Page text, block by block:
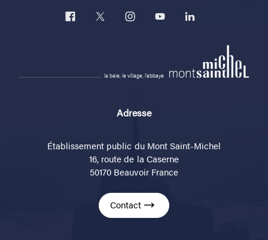
la baie, le village, l'abbaye
Adresse
Établissement public du Mont Saint-Michel
16, route de la Caserne
50170 Beauvoir France
Contact